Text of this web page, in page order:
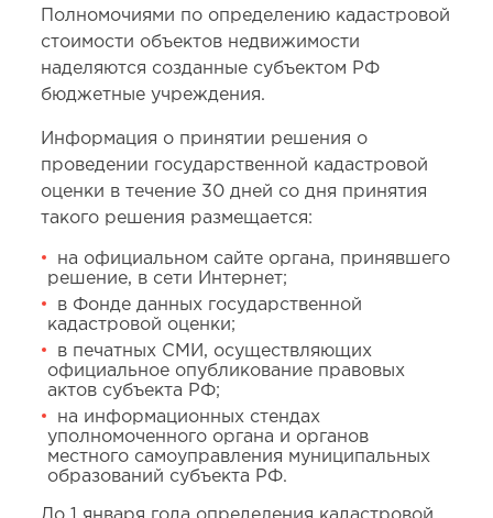
Полномочиями по определению кадастровой
стоимости объектов недвижимости
наделяются созданные субъектом РФ
бюджетные учреждения.
Информация о принятии решения о
проведении государственной кадастровой
оценки в течение 30 дней со дня принятия
такого решения размещается:
на официальном сайте органа, принявшего
решение, в сети Интернет;
в Фонде данных государственной
кадастровой оценки;
в печатных СМИ, осуществляющих
официальное опубликование правовых
актов субъекта РФ;
на информационных стендах
уполномоченного органа и органов
местного самоуправления муниципальных
образований субъекта РФ.